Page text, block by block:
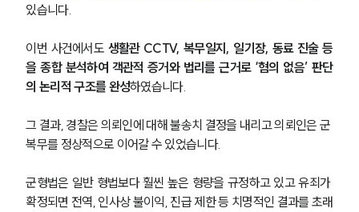
있습니다.
이번 사건에서도 생활관 CCTV, 복무일지, 일기장, 동료 진술 등
을 종합 분석하여 객관적 증거와 법리를 근거로 ‘혐의 없음’ 판단
의 논리적 구조를 완성하였습니다.
그 결과, 경찰은 의뢰인에 대해 불송치 결정을 내리고 의뢰인은 군
복무를 정상적으로 이어갈 수 있었습니다.
군형법은 일반 형법보다 훨씬 높은 형량을 규정하고 있고 유죄가
확정되면 전역, 인사상 불이익, 진급 제한 등 치명적인 결과를 초래